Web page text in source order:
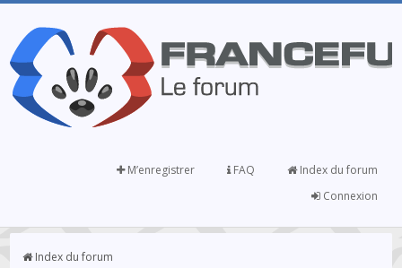
Index du forum
FAQ
M’enregistrer
Connexion
Index du forum